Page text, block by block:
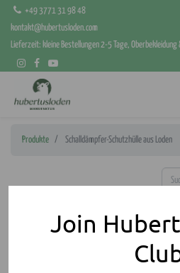
+49 3771 31 98 48
kontakt@hubertusloden.com
Lieferzeit: kleine Bestellungen 2-5 Tage, Oberbekleidung
Produkte Schalldämpfer-Schutzhülle aus Loden
Join